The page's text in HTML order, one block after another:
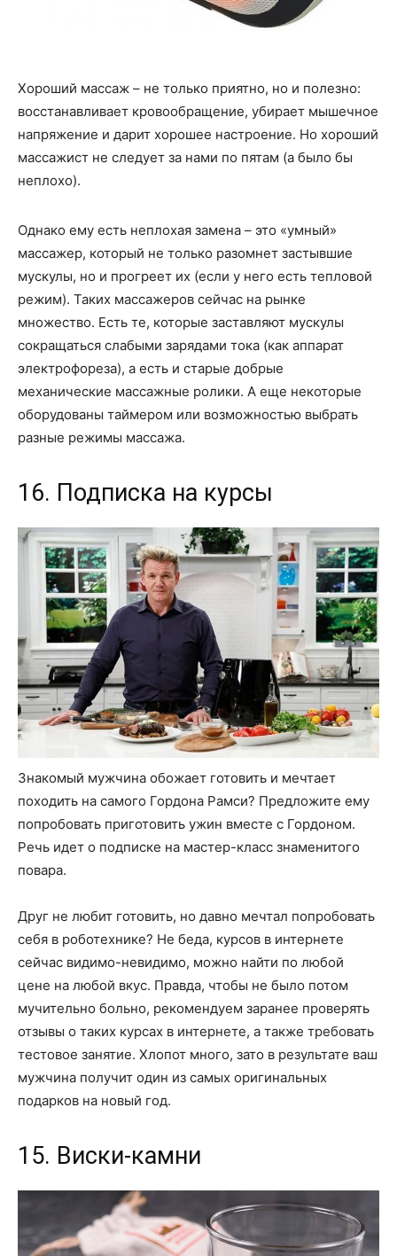
Хороший массаж – не только приятно, но и полезно:
восстанавливает кровообращение, убирает мышечное
напряжение и дарит хорошее настроение. Но хороший
массажист не следует за нами по пятам (а было бы
неплохо).
Однако ему есть неплохая замена – это «умный»
массажер, который не только разомнет застывшие
мускулы, но и прогреет их (если у него есть тепловой
режим). Таких массажеров сейчас на рынке
множество. Есть те, которые заставляют мускулы
сокращаться слабыми зарядами тока (как аппарат
электрофореза), а есть и старые добрые
механические массажные ролики. А еще некоторые
оборудованы таймером или возможностью выбрать
разные режимы массажа.
16. Подписка на курсы
Знакомый мужчина обожает готовить и мечтает
походить на самого Гордона Рамси? Предложите ему
попробовать приготовить ужин вместе с Гордоном.
Речь идет о подписке на мастер-класс знаменитого
повара.
Друг не любит готовить, но давно мечтал попробовать
себя в роботехнике? Не беда, курсов в интернете
сейчас видимо-невидимо, можно найти по любой
цене на любой вкус. Правда, чтобы не было потом
мучительно больно, рекомендуем заранее проверять
отзывы о таких курсах в интернете, а также требовать
тестовое занятие. Хлопот много, зато в результате ваш
мужчина получит один из самых оригинальных
подарков на новый год.
15. Виски-камни